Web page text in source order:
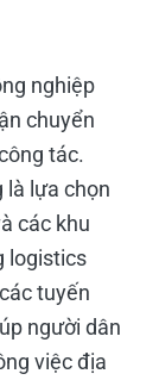
nghiệp
chuyển
tác.
là lựa chọn
các khu
logistics
tuyến
người dân
việc địa